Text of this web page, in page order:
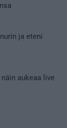
ja eteni
aukeaa live